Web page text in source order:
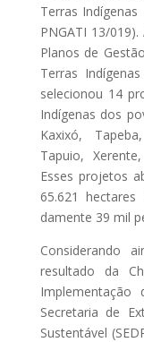
Terras
PNGATI 13/
Planos de
Terras
selecionou 14
Indígenas dos
Kaxixó,
Tapuio,
Esses projetos
65.621 hectares
damente 39 mil
Considerando
resultado da
Secretaria de
Sustentável